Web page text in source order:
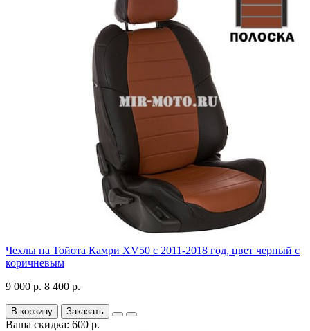
Чехлы на Тойота Камри XV50 с 2011-2018 год, цвет черный с
коричневым
9 000 р. 8 400 р.
В корзину Заказать
Ваша скидка: 600 р.